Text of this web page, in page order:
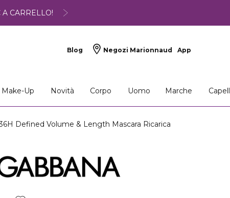
CARRELLO!
Blog Negozi Marionnaud App
Make-Up Novità Corpo Uomo Marche
Defined Volume & Length Mascara Ricarica